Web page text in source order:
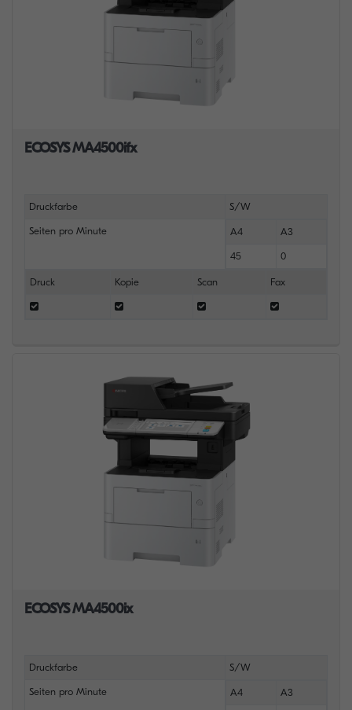
ECOSYS MA4500ifx
Druckfarbe S/W
Seiten pro Minute A4 A3
45 0
Druck Kopie Scan Fax
ECOSYS MA4500ix
Druckfarbe S/W
Seiten pro Minute A4 A3